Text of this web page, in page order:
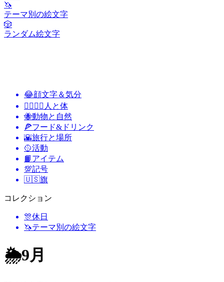
🦄
テーマ別の絵文字
🎲
ランダム絵文字
😂顔文字＆気分
👩‍❤️‍💋‍👨 人と体
🐝動物と自然
🍕フード&ドリンク
🌇旅行と場所
🥎活動
📙 アイテム
💯記号
🇺🇸旗
コレクション
🎊休日
🦄テーマ別の絵文字
🌦9月